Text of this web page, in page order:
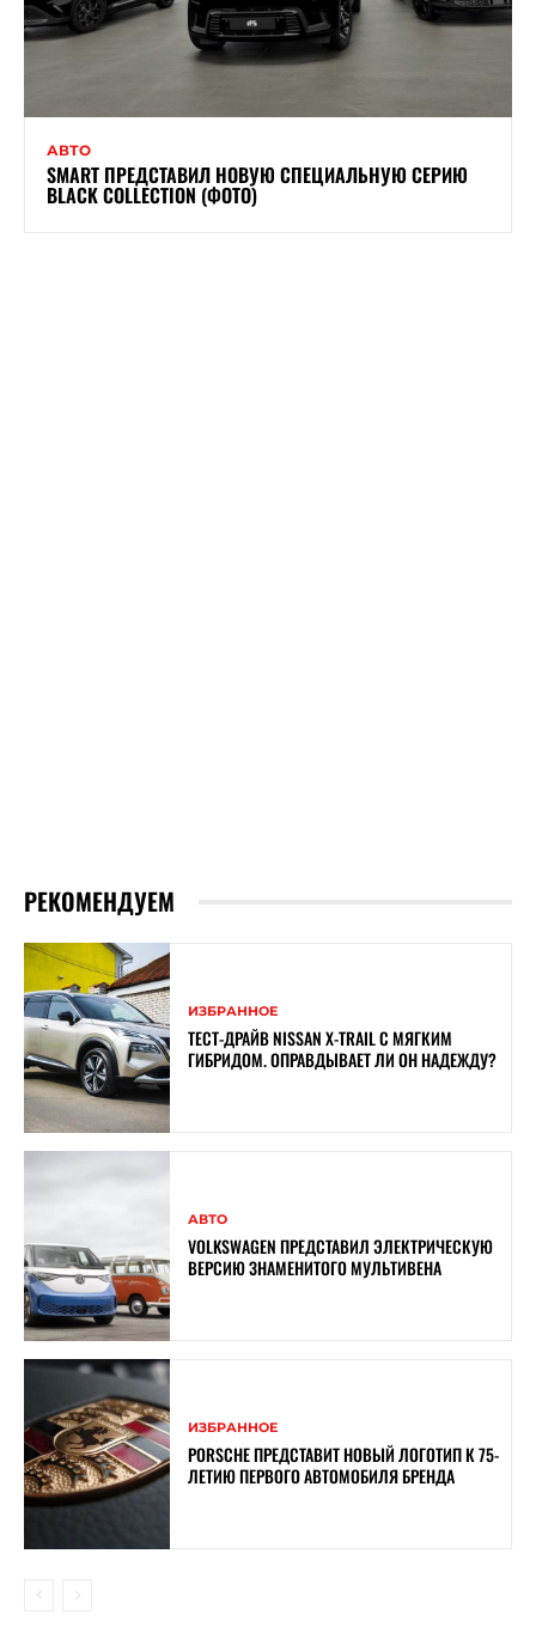
АВТО
SMART ПРЕДСТАВИЛ НОВУЮ СПЕЦИАЛЬНУЮ СЕРИЮ
BLACK COLLECTION (ФОТО)
РЕКОМЕНДУЕМ
ИЗБРАННОЕ
ТЕСТ-ДРАЙВ NISSAN X-TRAIL С МЯГКИМ
ГИБРИДОМ. ОПРАВДЫВАЕТ ЛИ ОН НАДЕЖДУ?
АВТО
VOLKSWAGEN ПРЕДСТАВИЛ ЭЛЕКТРИЧЕСКУЮ
ВЕРСИЮ ЗНАМЕНИТОГО МУЛЬТИВЕНА
ИЗБРАННОЕ
PORSCHE ПРЕДСТАВИТ НОВЫЙ ЛОГОТИП К 75-
ЛЕТИЮ ПЕРВОГО АВТОМОБИЛЯ БРЕНДА